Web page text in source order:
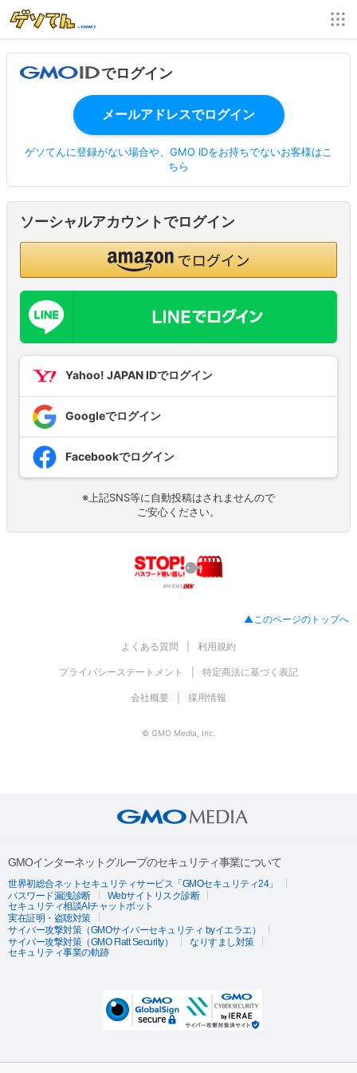
でログイン
ゲソてんに登録がない場合や、GMO IDをお持ちでないお客様はこ
ちら
ソーシャルアカウントでログイン
Yahoo! JAPAN IDでログイン
Googleでログイン
Facebookでログイン
※上記SNS等に自動投稿はされませんので
ご安心ください。
▲このページのトップへ
よくある質問 利用規約
プライバシーステートメント 特定商法に基づく表記
会社概要 採用情報
© GMO Media, Inc.
GMOインターネットグループのセキュリティ事業について
世界初総合ネットセキュリティサービス「GMOセキュリティ24」
パスワード漏洩診断
Webサイトリスク診断
セキュリティ相談AIチャットボット
実在証明・盗聴対策
サイバー攻撃対策（GMOサイバーセキュリティ byイエラエ）
サイバー攻撃対策（GMO Flatt Security）
なりすまし対策
セキュリティ事業の軌跡